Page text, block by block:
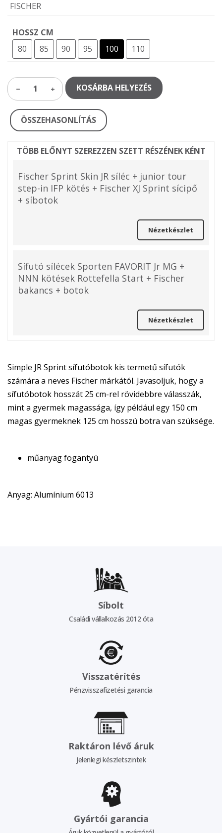
FISCHER
HOSSZ CM
80
85 90 95 100 110
1 KOSÁRBA HELYEZÉS
ÖSSZEHASONLÍTÁS
TÖBB ELŐNYT SZEREZZEN SZETT RÉSZÉNEK KÉNT
Fischer Sprint Skin JR síléc + junior tour
step-in IFP kötés + Fischer XJ Sprint sícipő
+ síbotok
Nézetkészlet
Sífutó sílécek Sporten FAVORIT Jr MG +
NNN kötések Rottefella Start + Fischer
bakancs + botok
Nézetkészlet
Simple JR Sprint sífutóbotok kis termetű sífutók
számára a neves Fischer márkától. Javasoljuk, hogy a
sífutóbotok hosszát 25 cm-rel rövidebbre válasszák,
mint a gyermek magassága, így például egy 150 cm
magas gyermeknek 125 cm hosszú botra van szüksége.
műanyag fogantyú
Anyag: Alumínium 6013
Síbolt
Családi vállalkozás 2012 óta
Visszatérítés
Pénzvisszafizetési garancia
Raktáron lévő áruk
Jelenlegi készletszintek
Gyártói garancia